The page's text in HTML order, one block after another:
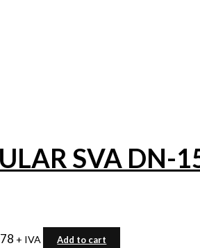
SVA DN-
+ IVA Add to cart